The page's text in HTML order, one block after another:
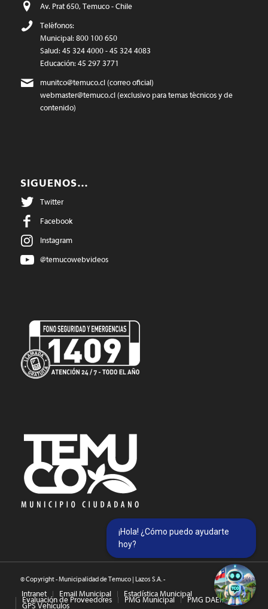
Av. Prat 650, Temuco - Chile
Teléfonos:
Municipal: 800 100 650
Salud: 45 324 4000 - 45 324 4083
Educación: 45 297 3771
munitco@temuco.cl(correo oficial)
webmaster@temuco.cl(exclusivo para temas técnicos y de
contenido)
SIGUENOS…
Twitter
Facebook
Instagram
@temucowebvideos
© Copyright - Municipalidad de Temuco | Lazos S.A. -
Intranet Email Municipal Estadística Municipal
Evaluación de Proveedores PMG Municipal PMG DAEM
GPS Vehículos
¡Hola! ¿Cómo puedo ayudarte
hoy?